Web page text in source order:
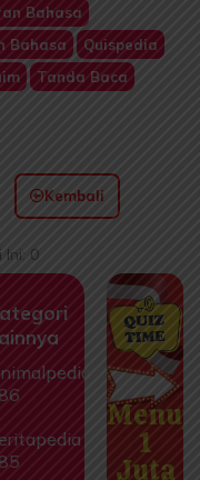
Bahasa
Bahasa
Quispedia
Tanda Baca
Kembali
Ini: 0
1
Juta